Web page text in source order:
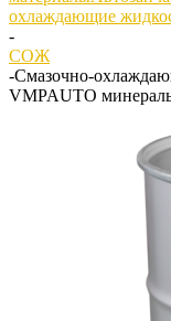
охлаждающие
-
СОЖ
-Смазочно-
VMPAUTO